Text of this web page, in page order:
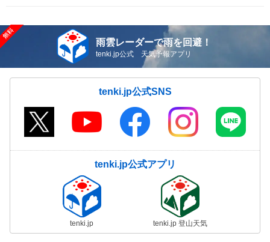
雨雲レーダーで雨を回避！
tenki.jp公式 天気予報アプリ
tenki.jp公式SNS
tenki.jp公式アプリ
tenki.jp tenki.jp 登山天気